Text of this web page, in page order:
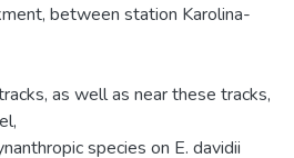
between station Karolina-
as well as near these tracks,
species on E. davidii